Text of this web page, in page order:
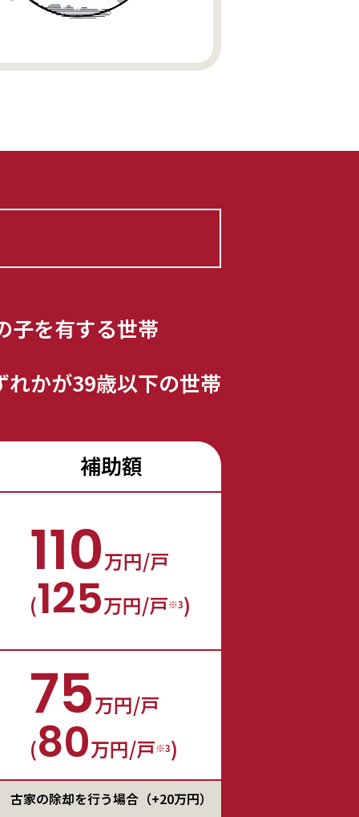
子を有する世帯
れかが39歳以下の世帯
補助額
110万円/戸
(125万円/戸※3)
75万円/戸
(80万円/戸※3)
古家の除却を行う場合（+20万円）